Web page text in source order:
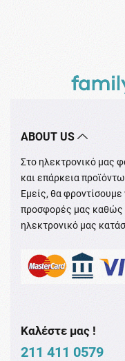
ABOUT US
Στο ηλεκτρονικό μας
και επάρκεια
Εμείς, θα
προσφορές μας καθώς
ηλεκτρονικό μας
Καλέστε μας !
211 411 0579